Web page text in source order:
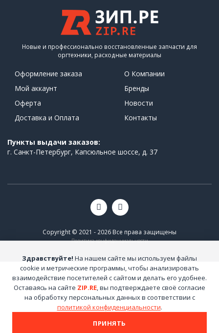
Новые и профессионально восстановленные запчасти для
оргтехники, расходные материалы
Оформление заказа
Мой аккаунт
Оферта
Доставка и Оплата
О Компании
Бренды
Новости
Контакты
Пункты выдачи заказов:
г. Санкт-Петербург, Капсюльное шоссе, д. 37
Copyright © 2021 - 2026 Все права защищены
Политика конфиденциальности
Здравствуйте! На нашем сайте мы используем файлы
cookie и метрические программы, чтобы анализировать
взаимодействие посетителей с сайтом и делать его удобнее.
Оставаясь на сайте ZIP.RE, вы подтверждаете своё согласие
на обработку персональных данных в соответствии с
политикой конфиденциальности.
ПРИНЯТЬ